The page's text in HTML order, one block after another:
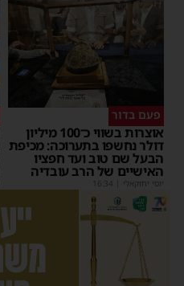
פעם בדור
אוצרות בשווי כ־100 מיליון
דולר נחשפו בתערוכה: מכיפת
הבעל שם טוב ועד חפציו
האישיים של הרב עובדיה
יוסי יחזקאלי 16:34